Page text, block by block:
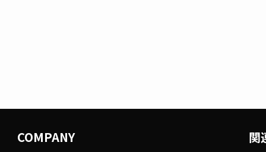
COMPANY 関